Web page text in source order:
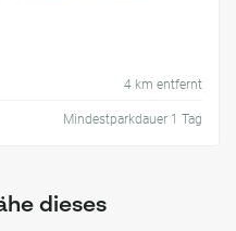
4 km entfernt
Mindestparkdauer 1 Tag
dieses